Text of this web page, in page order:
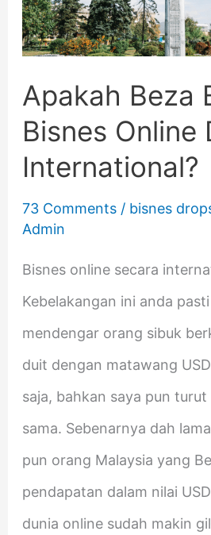
Apakah Beza
Bisnes Online
International?
73 Comments / bisnes
Admin
Bisnes online secara
Kebelakangan ini anda
mendengar orang sibuk
duit dengan matawang
saja, bahkan saya pun
sama. Sebenarnya dah
pun orang Malaysia yang
pendapatan dalam nilai
dunia online sudah makin
Online
Dropship
International?